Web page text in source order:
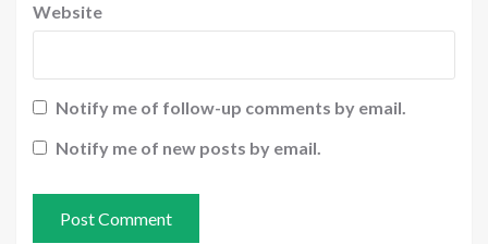
Website
Notify me of follow-up comments by email.
Notify me of new posts by email.